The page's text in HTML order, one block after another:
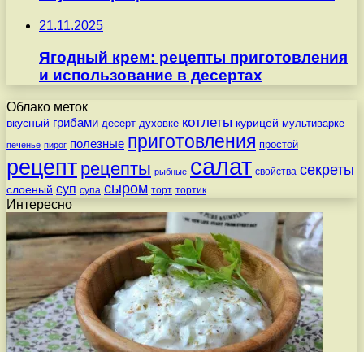
21.11.2025
Ягодный крем: рецепты приготовления
и использование в десертах
Облако меток
вкусный грибами десерт духовке котлеты курицей мультиварке
печенье пирог полезные приготовления простой
рецепт рецепты рыбные салат свойства секреты
слоеный суп супа сыром торт тортик
Интересно